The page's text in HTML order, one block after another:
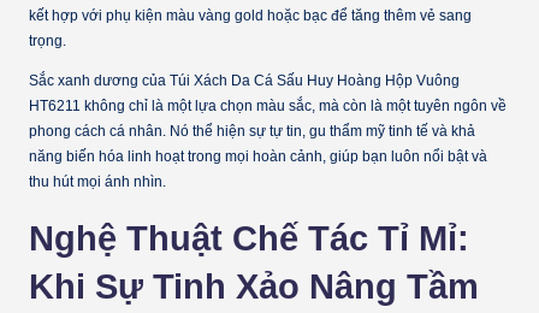
kết hợp với phụ kiện màu vàng gold hoặc bạc để tăng thêm vẻ sang
trọng.
Sắc xanh dương của Túi Xách Da Cá Sấu Huy Hoàng Hộp Vuông
HT6211 không chỉ là một lựa chọn màu sắc, mà còn là một tuyên ngôn về
phong cách cá nhân. Nó thể hiện sự tự tin, gu thẩm mỹ tinh tế và khả
năng biến hóa linh hoạt trong mọi hoàn cảnh, giúp bạn luôn nổi bật và
thu hút mọi ánh nhìn.
Nghệ Thuật Chế Tác Tỉ Mỉ:
Khi Sự Tinh Xảo Nâng Tầm